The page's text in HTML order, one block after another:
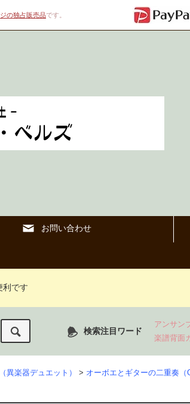
の独占販売品です。
お問い合わせ
利です
検索注目ワード
アンサン
楽譜背面
異楽器デュエット） > オーボエとギターの二重奏